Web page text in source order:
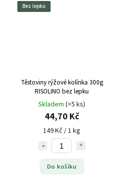
Bez lepku
Těstoviny rýžové kolínka 300g
RISOLINO bez lepku
Skladem (>5 ks)
44,70 Kč
149 Kč / 1 kg
Do košíku